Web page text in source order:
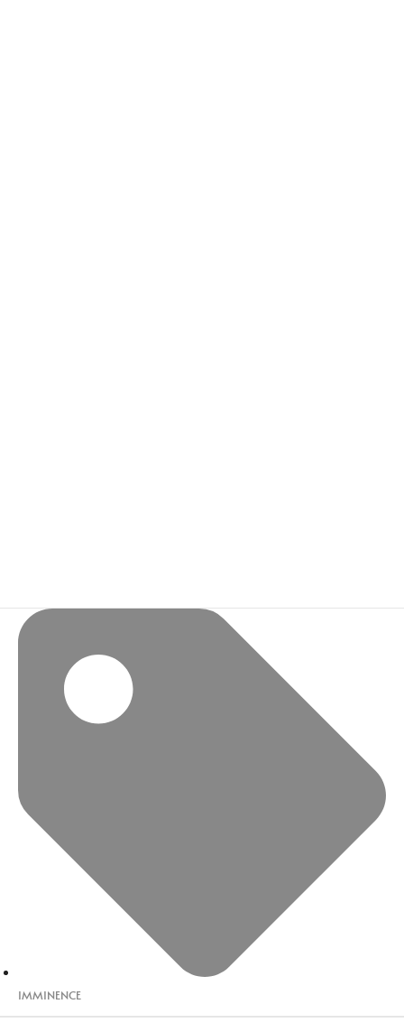
IMMINENCE